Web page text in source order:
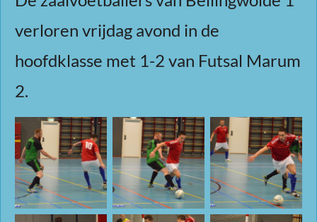
verloren vrijdag avond in de
hoofdklasse met 1-2 van Futsal Marum
2.